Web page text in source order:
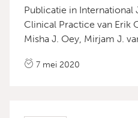
Publicatie in International
Clinical Practice van Erik
Misha J. Oey, Mirjam J.
7 mei 2020